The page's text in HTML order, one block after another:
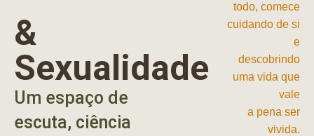
&
Sexualidade
Um espaço de
escuta, ciência
todo, comece
cuidando de si
e
descobrindo
uma vida que
vale
a pena ser
vivida.